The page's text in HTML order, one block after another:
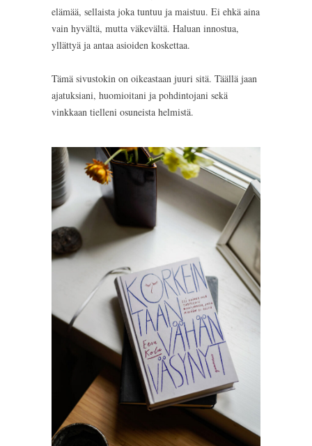
elämää, sellaista joka tuntuu ja maistuu. Ei ehkä aina
vain hyvältä, mutta väkevältä. Haluan innostua,
yllättyä ja antaa asioiden koskettaa.
Tämä sivustokin on oikeastaan juuri sitä. Täällä jaan
ajatuksiani, huomioitani ja pohdintojani sekä
vinkkaan tielleni osuneista helmistä.